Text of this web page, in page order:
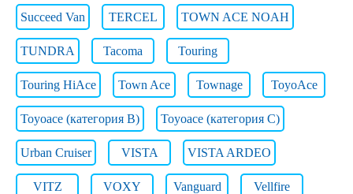
Succeed Van TERCEL TOWN ACE NOAH
TUNDRA Tacoma Touring
Touring HiAce Town Ace Townage ToyoAce
Toyoace (категория B) Toyoace (категория C)
Urban Cruiser VISTA VISTA ARDEO
VITZ VOXY Vanguard Vellfire